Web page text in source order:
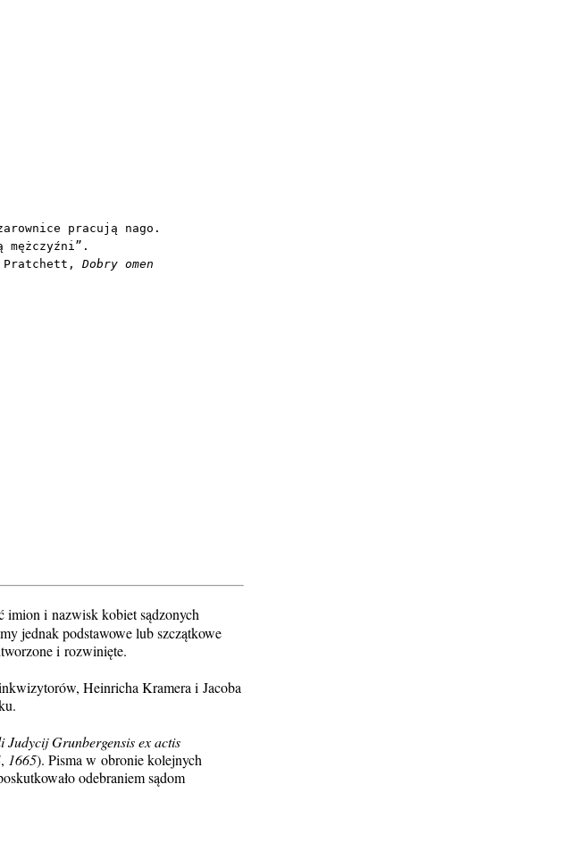
pracują nago.
Dobry omen
imion i nazwisk kobiet sądzonych
jednak podstawowe lub szczątkowe
i rozwinięte.
Heinricha Kramera i Jacoba
Grunbergensis ex actis
, 1665). Pisma w obronie kolejnych
odebraniem sądom